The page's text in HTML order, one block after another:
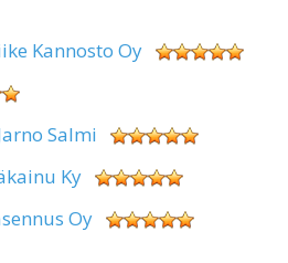
Kannosto Oy
Salmi
Ky
Oy